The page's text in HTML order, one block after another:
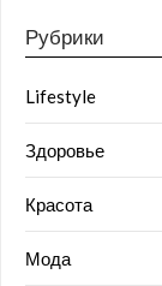
Рубрики
Lifestyle
Здоровье
Красота
Мода